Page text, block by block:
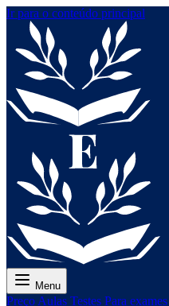
Ir para o conteúdo principal
Menu
Preço Aulas Testes Para exames